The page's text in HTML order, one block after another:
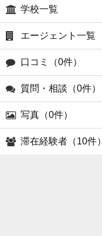
学校一覧
エージェント一覧
口コミ（0件）
質問・相談（0件）
写真（0件）
滞在経験者（10件）